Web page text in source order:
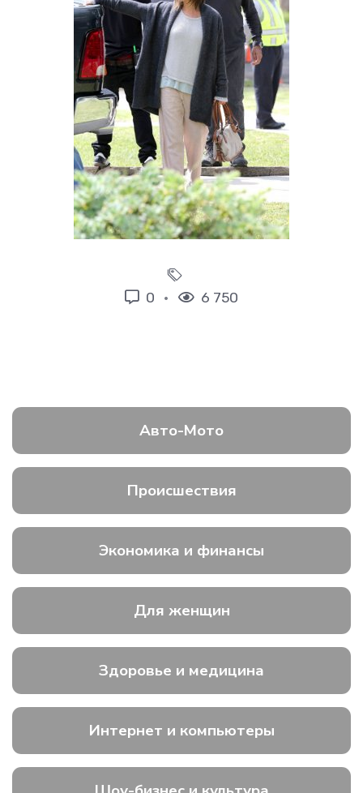
0 6 750
Авто-Мото
Происшествия
Экономика и финансы
Для женщин
Здоровье и медицина
Интернет и компьютеры